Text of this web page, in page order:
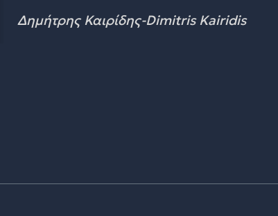
Δημήτρης Καιρίδης-Dimitris Kairidis